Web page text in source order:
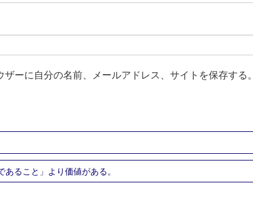
ーに自分の名前、メールアドレス、サイトを保存する。
あること」より価値がある。